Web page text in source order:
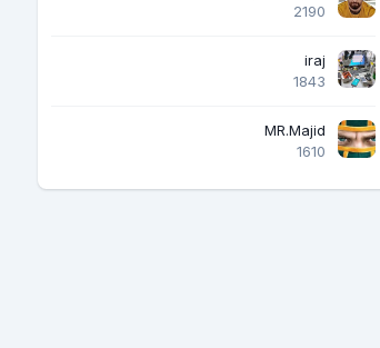
2190
iraj
1843
MR.Majid
1610